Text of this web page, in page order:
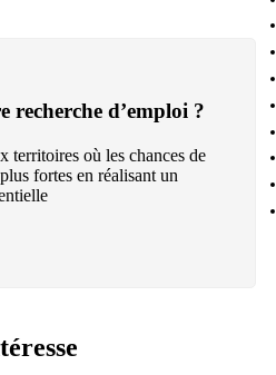
recherche d’emploi ?
territoires où les chances de
fortes en réalisant un